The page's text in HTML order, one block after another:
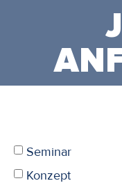
Seminar
Konzept